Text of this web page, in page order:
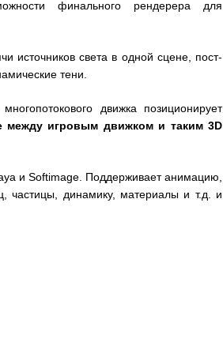
финального рендерера для
источников света в одной сцене, пост-
тени.
движка позиционирует
между игровым движком и таким 3D
и Softimage. Поддерживает анимацию,
частицы, динамику, материалы и т.д. и